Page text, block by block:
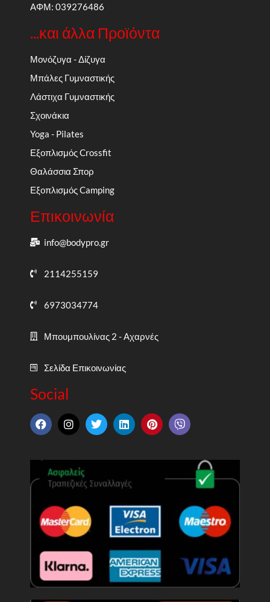
ΑΦΜ: 039276486
...και άλλα Προϊόντα
Μονόζυγα - Δίζυγα
Μπάλες Γυμναστικής
Λάστιχα Γυμναστικής
Σχοινάκια
Yoga - Pilates
Εξοπλισμός Crossfit
Θαλάσσια Σπορ
Εξοπλισμός Camping
Επικοινωνία
info@bodypro.gr
2114255159
6973034774
Μπουμπουλίνας 2 - Αχαρνές
Σελίδα Επικοινωνίας
Social